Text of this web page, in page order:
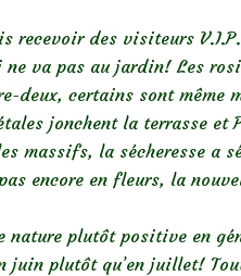
recevoir des visiteurs
ne va pas au jardin! Les
deux, certains sont même
jonchent la terrasse et
massifs, la sécheresse a
encore en fleurs, la
nature plutôt positive en
juin plutôt qu’en juillet!